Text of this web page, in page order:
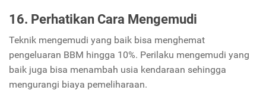
16. Perhatikan Cara Mengemudi
Teknik mengemudi yang baik bisa menghemat
pengeluaran BBM hingga 10%. Perilaku mengemudi yang
baik juga bisa menambah usia kendaraan sehingga
mengurangi biaya pemeliharaan.